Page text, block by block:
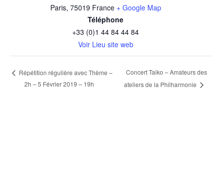
Paris, 75019 France + Google Map
Téléphone
+33 (0)1 44 84 44 84
Voir Lieu site web
Répétition régulière avec Thème –
2h – 5 Février 2019 – 19h
Concert Taiko – Amateurs des
ateliers de la Philharmonie